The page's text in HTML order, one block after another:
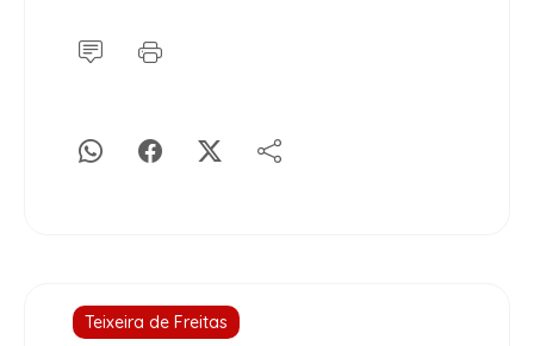
Teixeira de Freitas